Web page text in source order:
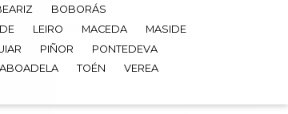
BOBORÁS
LEIRO MACEDA
MASIDE
PIÑOR
PONTEDEVA
TOÉN
VEREA